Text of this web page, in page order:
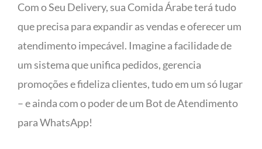
Com o Seu Delivery, sua Comida Árabe terá tudo
que precisa para expandir as vendas e oferecer um
atendimento impecável. Imagine a facilidade de
um sistema que unifica pedidos, gerencia
promoções e fideliza clientes, tudo em um só lugar
– e ainda com o poder de um Bot de Atendimento
para WhatsApp!